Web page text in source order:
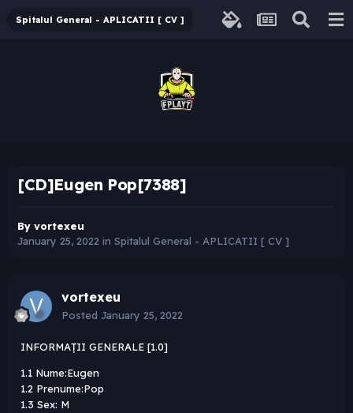
Spitalul General - APLICATII [ CV ]
[CD]Eugen Pop[7388]
By vortexeu
January 25, 2022 in Spitalul General - APLICATII [ CV ]
vortexeu
Posted January 25, 2022
INFORMAȚII GENERALE [1.0]
1.1 Nume:Eugen
1.2 Prenume:Pop
1.3 Sex: M